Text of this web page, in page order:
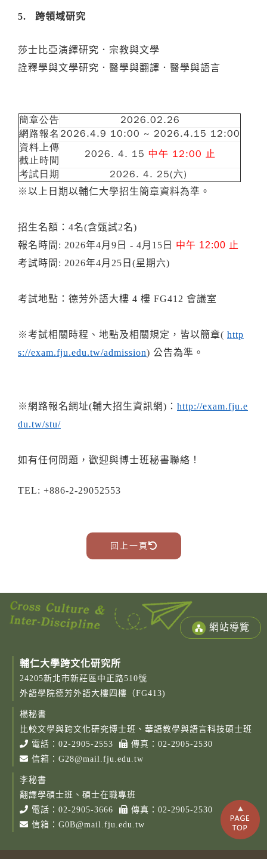
5. 跨領域研究
莎士比亞演繹研究．宗教與文學
詮釋學與文學研究．醫學與翻譯．醫學與語言
簡章公告
2026.02.26
網路報名 2026.4.9 10:00 ~ 2026.4.15 12:00
資料上傳
截止時間
2026. 4. 15 中午 12:00 止
考試日期
2026. 4. 25(六)
※以上日期以輔仁大學招生簡章資料為準。
招生名額：4名(含甄試2名)
報名時間: 2026年4月9日 - 4月15日 中午 12:00 止
考試時間: 2026年4月25日(星期六)
考試地點：德芳外語大樓 4 樓 FG412 會議室
※考試相關時程、地點及相關規定，皆以簡章( http
s://exam.fju.edu.tw/admission) 公告為準。
※網路報名網址(輔大招生資訊網)： http://exam.fju.e
du.tw/stu/
如有任何問題，歡迎與博士班秘書聯絡！
TEL: +886-2-29052553
回上一頁
網站導覽
輔仁大學跨文化研究所
24205新北市新莊區中正路510號
外語學院德芳外語大樓四樓（FG413)
楊秘書
比較文學與跨文化研究博士班、華語教學與語言科技碩士班
電話： 02-2905-2553
傳真：02-2905-2530
信箱： G28@mail.fju.edu.tw
李秘書
翻譯學碩士班、碩士在職專班
電話： 02-2905-3666
傳真：02-2905-2530
信箱： G0B@mail.fju.edu.tw